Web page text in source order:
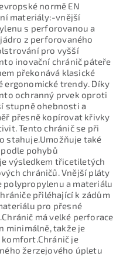
normě EN
materiály:-vnější
s perforovanou a
z perforovaného
pro vyšší
inovační chránič páteře
překonává klasické
ergonomické trendy. Díky
ochranný prvek oproti
stupně ohebnosti a
přesně kopírovat křivky
Tento chránič se při
stahuje.Umožňuje také
pohybů
výsledkem třicetiletých
chráničů. Vnější pláty
polypropylenu a materiálu
přiléhající k zádům
pro přesné
má velké perforace
minimálně, takže je
je
žerzejového úpletu